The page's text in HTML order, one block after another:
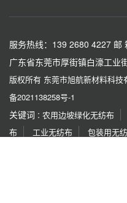
服务热线：139 2680 4227 邮
广东省东莞市厚街镇白濠工业
版权所有 东莞市旭航新材料科技
备2021138258号-1
关键词 : 农用边坡绿化无纺布
布
工业无纺布 包装用无